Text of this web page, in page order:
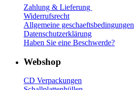
Zahlung & Lieferung
Widerrufsrecht
Allgemeine geschaeftsbedingungen
Datenschutzerklärung
Haben Sie eine Beschwerde?
Webshop
CD Verpackungen